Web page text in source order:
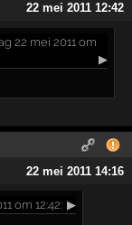
22 mei 2011 12:42
22 mei 2011 om
▶
22 mei 2011 14:16
om 12:42: ▶